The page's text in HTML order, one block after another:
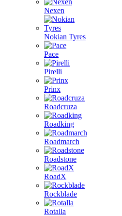
Nexen
Nokian Tyres
Pace
Pirelli
Prinx
Roadcruza
Roadking
Roadmarch
Roadstone
RoadX
Rockblade
Rotalla